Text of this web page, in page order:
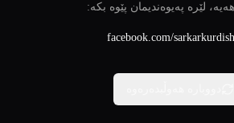
لێرە پەیوەندیمان پێوە بکە:
facebook.com/